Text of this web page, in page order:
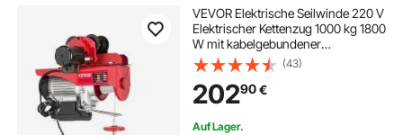
VEVOR Elektrische Seilwinde 220 V
Elektrischer Kettenzug 1000 kg 1800
W mit kabelgebundener
Fernbedienung 1,4 m Elektrische
Winde für Werkstatt, Garage, Lager,
Industrie, Heben schwerer Lasten
(43)
20290€
Auf Lager.